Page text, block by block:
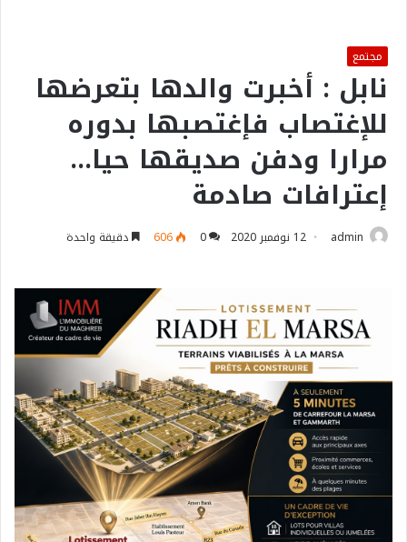
مجتمع
نابل : أخبرت والدها بتعرضها
للإغتصاب فإغتصبها بدوره
مرارا ودفن صديقها حيا…
إعترافات صادمة
admin 12 نوفمبر 2020 0
606 دقيقة واحدة